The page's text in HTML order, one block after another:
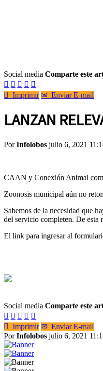
Social media Comparte este
    
 Imprimir ✉ Enviar E-mail
LANZAN
PorInfolobos julio 6, 2021
CAAN y Conexión Animal
Zoonosis municipal aún no
Sabemos de la necesidad que
del servicio completen. De esta
El link para ingresar al
Social media Comparte este
    
 Imprimir ✉ Enviar E-mail
PorInfolobos julio 6, 2021